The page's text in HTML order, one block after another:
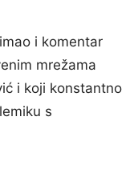
i komentar
mrežama
i koji konstantno
s